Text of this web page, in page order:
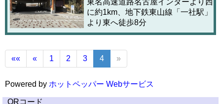
東名高速道路名古屋インターより西
に約1km、地下鉄東山線「一社駅」
より東へ徒歩8分
«« « 1 2 3 4 »
Powered by ホットペッパー Webサービス
QRコード